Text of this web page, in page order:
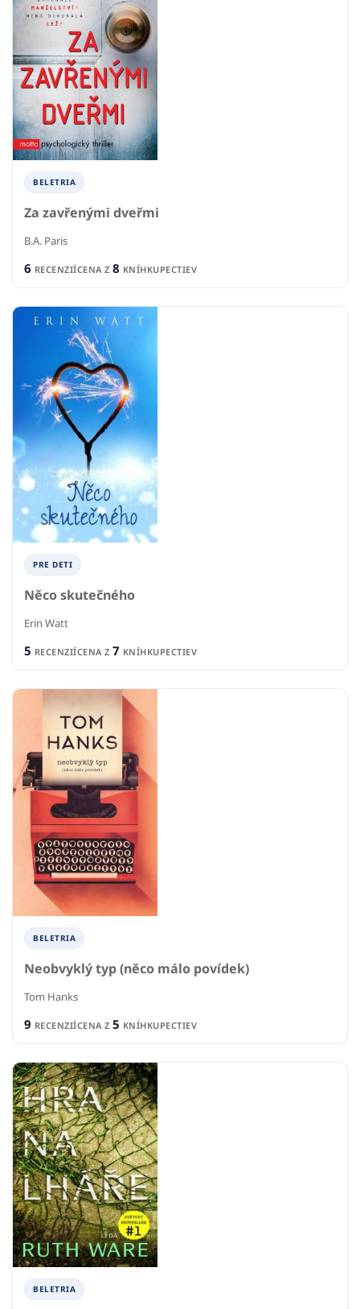
BELETRIA
Za zavřenými dveřmi
B.A. Paris
6 RECENZIÍCENA Z 8 KNÍHKUPECTIEV
PRE DETI
Něco skutečného
Erin Watt
5 RECENZIÍCENA Z 7 KNÍHKUPECTIEV
BELETRIA
Neobvyklý typ (něco málo povídek)
Tom Hanks
9 RECENZIÍCENA Z 5 KNÍHKUPECTIEV
BELETRIA